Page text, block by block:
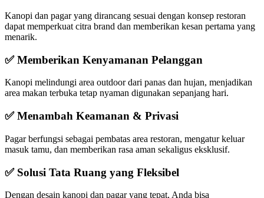
Kanopi dan pagar yang dirancang sesuai dengan konsep restoran
dapat memperkuat citra brand dan memberikan kesan pertama yang
menarik.
✅ Memberikan Kenyamanan Pelanggan
Kanopi melindungi area outdoor dari panas dan hujan, menjadikan
area makan terbuka tetap nyaman digunakan sepanjang hari.
✅ Menambah Keamanan & Privasi
Pagar berfungsi sebagai pembatas area restoran, mengatur keluar
masuk tamu, dan memberikan rasa aman sekaligus eksklusif.
✅ Solusi Tata Ruang yang Fleksibel
Dengan desain kanopi dan pagar yang tepat, Anda bisa